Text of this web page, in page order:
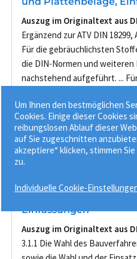
Auszug im Originaltext aus
Ergänzend zur ATV DIN
Für die gebräuchlichsten
die DIN-Normen und weiteren
nachstehend aufgeführt. ...
aus zementhal...
- DIN-Norm im Originaltext -
Allgemeines zur
Pflasterdecken und
Einfassungen
Auszug im Originaltext aus
3.1.1 Die Wahl des
Um Ihnen den bestmöglichen
Cookies. Einige dieser Cookies
reibungslosen Ablauf dieser
auf Sie zugeschnitten
akzeptiere“ klicken, stimmen
zu.
Individuelle Cookie-